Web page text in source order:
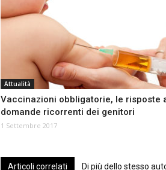
Attualità
Vaccinazioni obbligatorie, le risposte
domande ricorrenti dei genitori
1 Settembre 2017
Articoli correlati Di più dello stesso